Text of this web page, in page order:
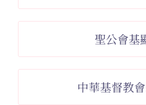
聖公會基
中華基督教